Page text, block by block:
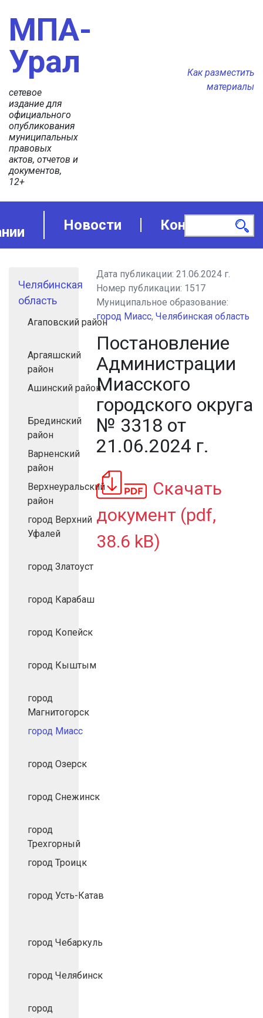
МПА-
Урал
сетевое
издание для
официального
опубликования
муниципальных
правовых
актов, отчетов и
документов,
12+
Как разместить
материалы
Новости Контакты
Челябинская
область
Агаповский район
Аргаяшский
район
Ашинский район
Брединский
район
Варненский
район
Верхнеуральский
район
город Верхний
Уфалей
город Златоуст
город Карабаш
город Копейск
город Кыштым
город
Магнитогорск
город Миасс
город Озерск
город Снежинск
город
Трехгорный
город Троицк
город Усть-Катав
город Чебаркуль
город Челябинск
город
Дата публикации:21.06.2024 г.
Номер публикации: 1517
Муниципальное образование:
город Миасс,Челябинская область
Постановление
Администрации
Миасского
городского округа
№ 3318 от
21.06.2024 г.
Скачать
документ (pdf,
38.6 kB)